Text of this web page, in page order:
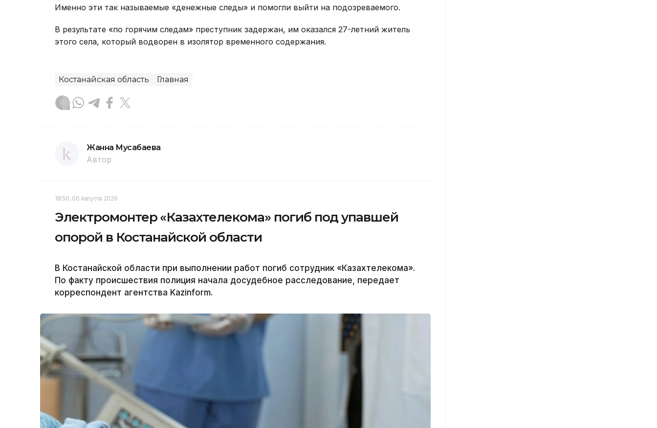
Именно эти так называемые «денежные следы» и помогли выйти на подозреваемого.
В результате «по горячим следам» преступник задержан, им оказался 27-летний житель
этого села, который водворен в изолятор временного содержания.
Костанайская область Главная
Жанна Мусабаева
Автор
18:50, 06 Августа 2026
Электромонтер «Казахтелекома» погиб под упавшей
опорой в Костанайской области
В Костанайской области при выполнении работ погиб сотрудник «Казахтелекома».
По факту происшествия полиция начала досудебное расследование, передает
корреспондент агентства Kazinform.